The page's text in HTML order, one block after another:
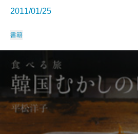
2011/01/25
書籍